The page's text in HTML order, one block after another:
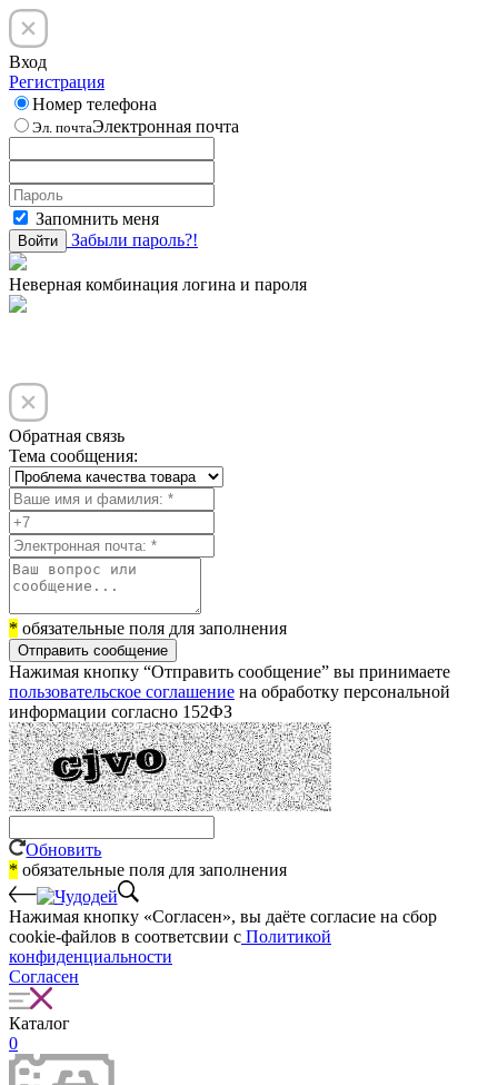
Вход
Регистрация
Номер телефона
Эл. почтаЭлектронная почта
Запомнить меня
Войти Забыли пароль?!
Неверная комбинация логина и пароля
Обратная связь
Тема сообщения:
* обязательные поля для заполнения
Отправить сообщение
Нажимая кнопку “Отправить сообщение” вы принимаете
пользовательское соглашение на обработку персональной
информации согласно 152ФЗ
Обновить
* обязательные поля для заполнения
Нажимая кнопку «Согласен», вы даёте cогласие на сбор
cookie-файлов в соответсвии с Политикой
конфиденциальности
Согласен
Каталог
0